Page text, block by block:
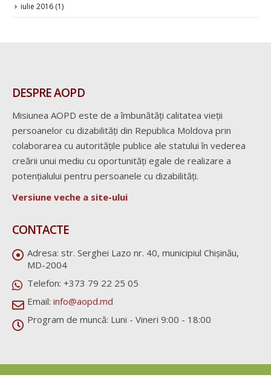
iulie 2016 (1)
DESPRE AOPD
Misiunea AOPD este de a îmbunătăți calitatea vieții
persoanelor cu dizabilități din Republica Moldova prin
colaborarea cu autoritățile publice ale statului în vederea
creării unui mediu cu oportunități egale de realizare a
potențialului pentru persoanele cu dizabilități.
Versiune veche a site-ului
CONTACTE
Adresa: str. Serghei Lazo nr. 40, municipiul Chișinău,
MD-2004
Telefon: +373 79 22 25 05
Email: info@aopd.md
Program de muncă: Luni - Vineri 9:00 - 18:00
© AOPD 2020. Toate drepturile rezervate.